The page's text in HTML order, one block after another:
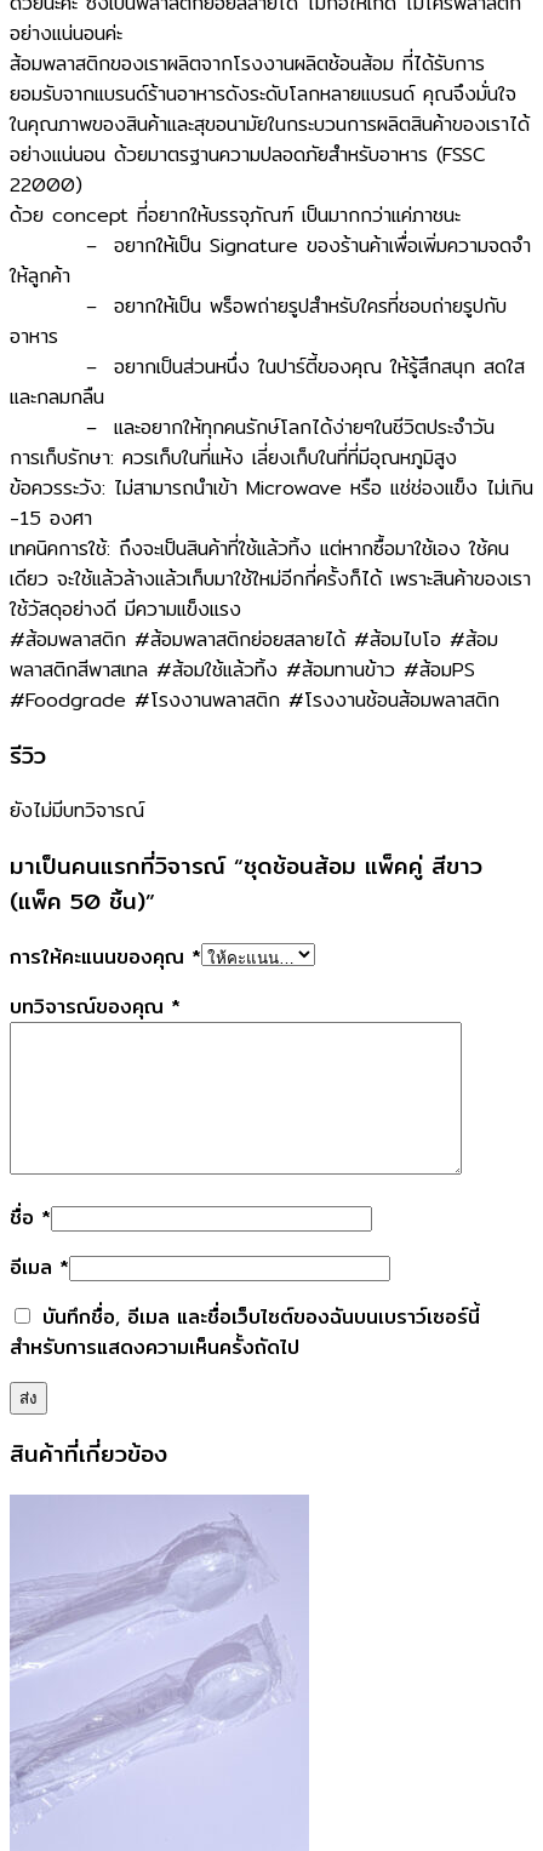
อย่างแน่นอนค่ะ
ส้อมพลาสติกของเราผลิตจากโรงงานผลิตช้อนส้อม ที่ได้รับการ
ยอมรับจากแบรนด์ร้านอาหารดังระดับโลกหลายแบรนด์ คุณจึงมั่นใจ
ในคุณภาพของสินค้าและสุขอนามัยในกระบวนการผลิตสินค้าของเราได้
อย่างแน่นอน ด้วยมาตรฐานความปลอดภัยสำหรับอาหาร (FSSC
22000)
ด้วย concept ที่อยากให้บรรจุภัณฑ์ เป็นมากกว่าแค่ภาชนะ
– อยากให้เป็น Signature ของร้านค้าเพื่อเพิ่มความจดจำ
ให้ลูกค้า
– อยากให้เป็น พร็อพถ่ายรูปสำหรับใครที่ชอบถ่ายรูปกับ
อาหาร
– อยากเป็นส่วนหนึ่ง ในปาร์ตี้ของคุณ ให้รู้สึกสนุก สดใส
และกลมกลืน
– และอยากให้ทุกคนรักษ์โลกได้ง่ายๆในชีวิตประจำวัน
การเก็บรักษา: ควรเก็บในที่แห้ง เลี่ยงเก็บในที่ที่มีอุณหภูมิสูง
ข้อควรระวัง: ไม่สามารถนำเข้า Microwave หรือ แช่ช่องแข็ง ไม่เกิน
-15 องศา
เทคนิคการใช้: ถึงจะเป็นสินค้าที่ใช้แล้วทิ้ง แต่หากซื้อมาใช้เอง ใช้คน
เดียว จะใช้แล้วล้างแล้วเก็บมาใช้ใหม่อีกกี่ครั้งก็ได้ เพราะสินค้าของเรา
ใช้วัสดุอย่างดี มีความแข็งแรง
#ส้อมพลาสติก #ส้อมพลาสติกย่อยสลายได้ #ส้อมไบโอ #ส้อม
พลาสติกสีพาสเทล #ส้อมใช้แล้วทิ้ง #ส้อมทานข้าว #ส้อมPS
#Foodgrade #โรงงานพลาสติก #โรงงานช้อนส้อมพลาสติก
รีวิว
ยังไม่มีบทวิจารณ์
มาเป็นคนแรกที่วิจารณ์ “ชุดช้อนส้อม แพ็คคู่ สีขาว
(แพ็ค 50 ชิ้น)”
การให้คะแนนของคุณ *
บทวิจารณ์ของคุณ *
ชื่อ *
อีเมล *
บันทึกชื่อ, อีเมล และชื่อเว็บไซต์ของฉันบนเบราว์เซอร์นี้
สำหรับการแสดงความเห็นครั้งถัดไป
สินค้าที่เกี่ยวข้อง